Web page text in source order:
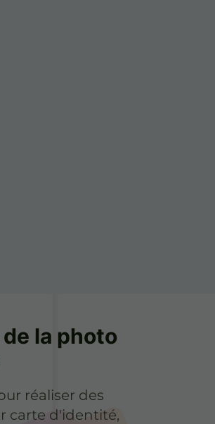
la photo
réaliser des
carte d'identité,